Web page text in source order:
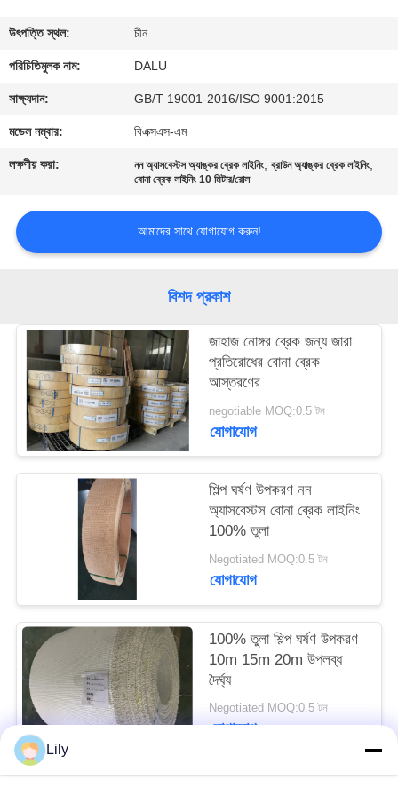
আমাদের
সাথে
যোগাযোগ
করুন
উদ্ধৃতির
জন্য
সাইট
ম্যাপ
PRIVACY
POLICY
উৎপত্তি স্থল: চীন
পরিচিতিমুলক নাম: DALU
সাক্ষ্যদান: GB/T 19001-2016/ISO 9001:2015
মডেল নম্বার: বিএক্সএস-এম
লক্ষণীয় করা: নন অ্যাসবেস্টস অ্যাঙ্কর ব্রেক লাইনিং,ব্রাউন অ্যাঙ্কর ব্রেক লাইনিং,
বোনা ব্রেক লাইনিং 10 মিটার/রোল
আমাদের সাথে যোগাযোগ করুন!
বিশদ প্রকাশ
জাহাজ নোঙ্গর ব্রেক জন্য জারা
প্রতিরোধের বোনা ব্রেক
আস্তরণের
negotiable MOQ:0.5 টন
যোগাযোগ
শিল্প ঘর্ষণ উপকরণ নন
অ্যাসবেস্টস বোনা ব্রেক লাইনিং
100% তুলা
Negotiated MOQ:0.5 টন
যোগাযোগ
100% তুলা শিল্প ঘর্ষণ উপকরণ
10m 15m 20m উপলব্ধ
দৈর্ঘ্য
Negotiated MOQ:0.5 টন
যোগাযোগ
Lily